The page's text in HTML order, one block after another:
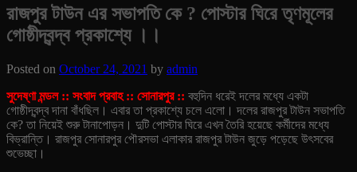
রাজপুর টাউন এর সভাপতি কে ? পোস্টার ঘিরে তৃণমূলের
গোষ্ঠীদ্বন্দ্ব প্রকাশ্যে ।।
Posted on October 24, 2021 by admin
সুদেষ্ণা মন্ডল :: সংবাদ প্রবাহ :: সোনারপুর :: বহুদিন ধরেই দলের মধ্যে একটা
গোষ্ঠীদ্বন্দ্ব দানা বাঁধছিল। এবার তা প্রকাশ্যে চলে এলো। দলের রাজপুর টাউন সভাপতি
কে? তা নিয়েই শুরু টানাপোড়ন। দুটি পোস্টার ঘিরে এখন তৈরি হয়েছে কর্মীদের মধ্যে
বিভ্রান্তি। রাজপুর সোনারপুর পৌরসভা এলাকার রাজপুর টাউন জুড়ে পড়েছে উৎসবের
শুভেচ্ছা।